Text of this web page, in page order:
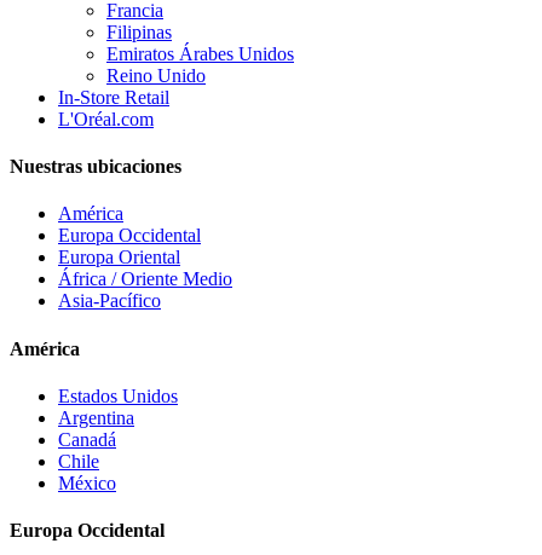
Francia
Filipinas
Emiratos Árabes Unidos
Reino Unido
In-Store Retail
L'Oréal.com
Nuestras ubicaciones
América
Europa Occidental
Europa Oriental
África / Oriente Medio
Asia-Pacífico
América
Estados Unidos
Argentina
Canadá
Chile
México
Europa Occidental